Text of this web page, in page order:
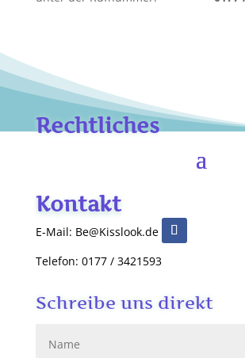
Rechtliches
Kontakt
E-Mail: Be@Kisslook.de
Telefon: 0177 / 3421593
Schreibe uns direkt